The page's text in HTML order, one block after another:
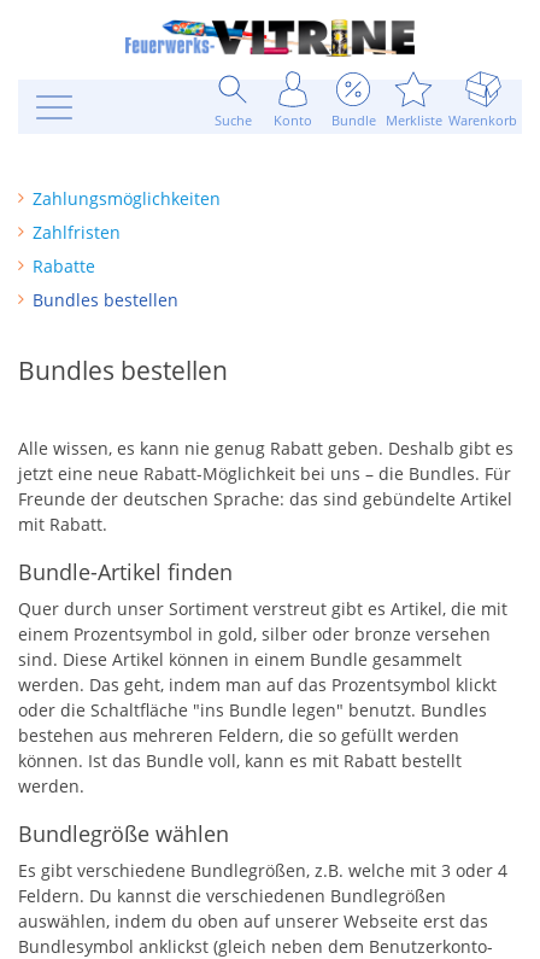
Suche Konto Bundle Merkliste Warenkorb
Zahlungsmöglichkeiten
Zahlfristen
Rabatte
Bundles bestellen
Bundles bestellen
Alle wissen, es kann nie genug Rabatt geben. Deshalb gibt es
jetzt eine neue Rabatt-Möglichkeit bei uns – die Bundles. Für
Freunde der deutschen Sprache: das sind gebündelte Artikel
mit Rabatt.
Bundle-Artikel finden
Quer durch unser Sortiment verstreut gibt es Artikel, die mit
einem Prozentsymbol in gold, silber oder bronze versehen
sind. Diese Artikel können in einem Bundle gesammelt
werden. Das geht, indem man auf das Prozentsymbol klickt
oder die Schaltfläche "ins Bundle legen" benutzt. Bundles
bestehen aus mehreren Feldern, die so gefüllt werden
können. Ist das Bundle voll, kann es mit Rabatt bestellt
werden.
Bundlegröße wählen
Es gibt verschiedene Bundlegrößen, z.B. welche mit 3 oder 4
Feldern. Du kannst die verschiedenen Bundlegrößen
auswählen, indem du oben auf unserer Webseite erst das
Bundlesymbol anklickst (gleich neben dem Benutzerkonto-